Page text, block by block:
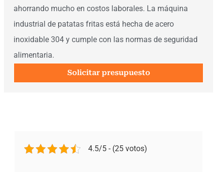
ahorrando mucho en costos laborales. La máquina
industrial de patatas fritas está hecha de acero
inoxidable 304 y cumple con las normas de seguridad
alimentaria.
Solicitar presupuesto
4.5/5 - (25 votos)